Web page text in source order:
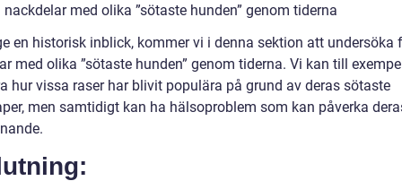
nackdelar med olika ”sötaste hunden” genom tiderna
en historisk inblick, kommer vi i denna sektion att undersöka
med olika ”sötaste hunden” genom tiderna. Vi kan till
hur vissa raser har blivit populära på grund av deras sötaste
men samtidigt kan ha hälsoproblem som kan påverka